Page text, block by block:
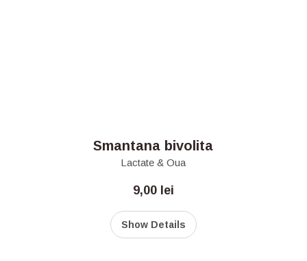
Smantana bivolita
Lactate & Oua
9,00 lei
Show Details